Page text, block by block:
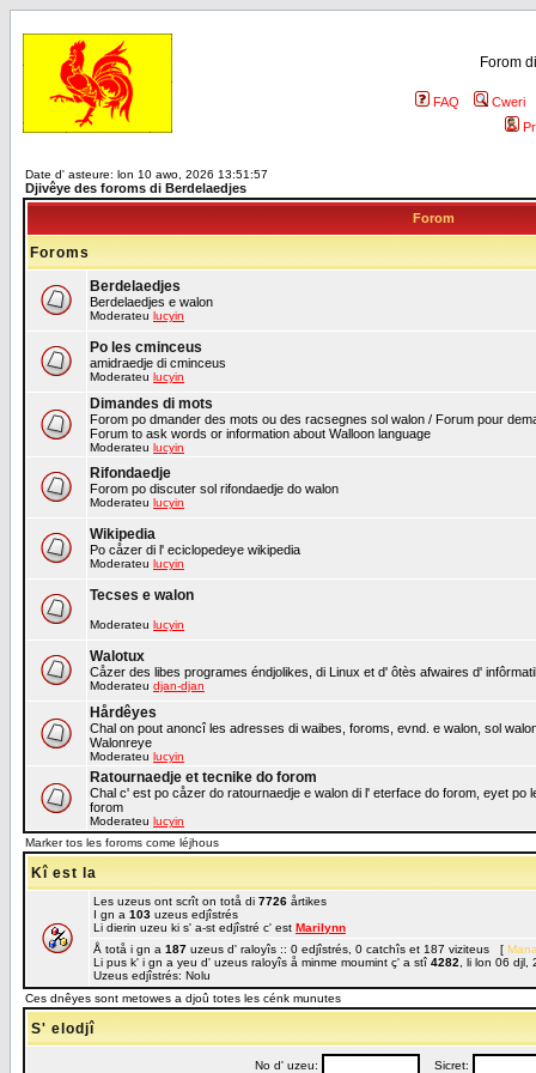
Forom
FAQ
Cweri
Date d' asteure: lon 10 awo, 2026 13:51:57
Djivêye des foroms di Berdelaedjes
Forom
Foroms
Berdelaedjes
Berdelaedjes e walon
Moderateu lucyin
Po les cminceus
amidraedje di cminceus
Moderateu lucyin
Dimandes di mots
Forom po dmander des mots ou des racsegnes sol walon / Forum pour
Forum to ask words or information about Walloon language
Moderateu lucyin
Rifondaedje
Forom po discuter sol rifondaedje do walon
Moderateu lucyin
Wikipedia
Po cåzer di l' eciclopedeye wikipedia
Moderateu lucyin
Tecses e walon
Moderateu lucyin
Walotux
Cåzer des libes programes éndjolikes, di Linux et d' ôtès afwaires d'
Moderateu djan-djan
Hårdêyes
Chal on pout anoncî les adresses di waibes, foroms, evnd. e walon, sol
Walonreye
Moderateu lucyin
Ratournaedje et tecnike do forom
Chal c' est po cåzer do ratournaedje e walon di l' eterface do forom, eyet
forom
Moderateu lucyin
Marker tos les foroms come léjhous
Kî est la
Les uzeus ont scrît on totå di 7726 årtikes
I gn a 103 uzeus edjîstrés
Li dierin uzeu ki s' a-st edjîstré c' est Marilynn
Å totå i gn a 187 uzeus d' raloyîs :: 0 edjîstrés, 0 catchîs et 187 viziteus [
Li pus k' i gn a yeu d' uzeus raloyîs å minme moumint ç' a stî 4282 , li lon 06
Uzeus edjîstrés: Nolu
Ces dnêyes sont metowes a djoû totes les cénk munutes
S' elodjî
No d' uzeu: Sicret: